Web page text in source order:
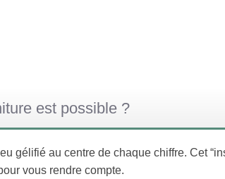
est possible ?
gélifié au centre de chaque chiffre. Cet
vous rendre compte.